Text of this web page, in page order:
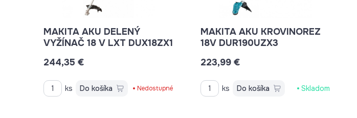
MAKITA AKU DELENÝ
VYŽÍNAČ 18 V LXT DUX18ZX1
244,35 €
ks Do košíka Nedostupné
MAKITA AKU KROVINOREZ
18V DUR190UZX3
223,99 €
ks Do košíka Skladom